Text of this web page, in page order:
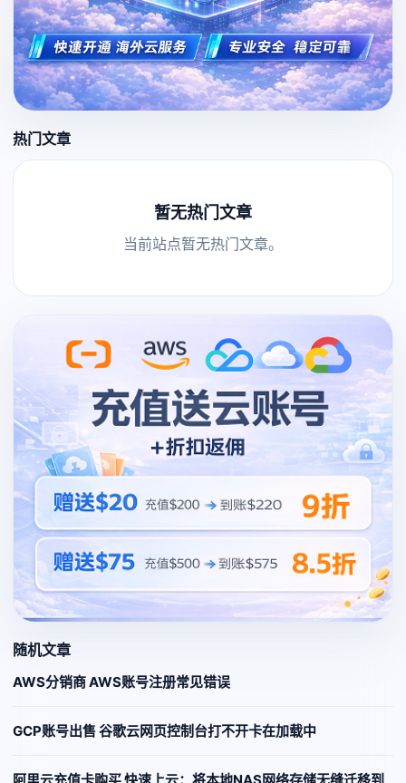
热门文章
暂无热门文章
当前站点暂无热门文章。
随机文章
AWS分销商 AWS账号注册常见错误
GCP账号出售 谷歌云网页控制台打不开卡在加载中